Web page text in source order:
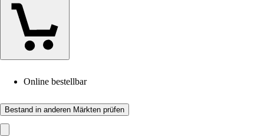
Online bestellbar
Bestand in anderen Märkten prüfen